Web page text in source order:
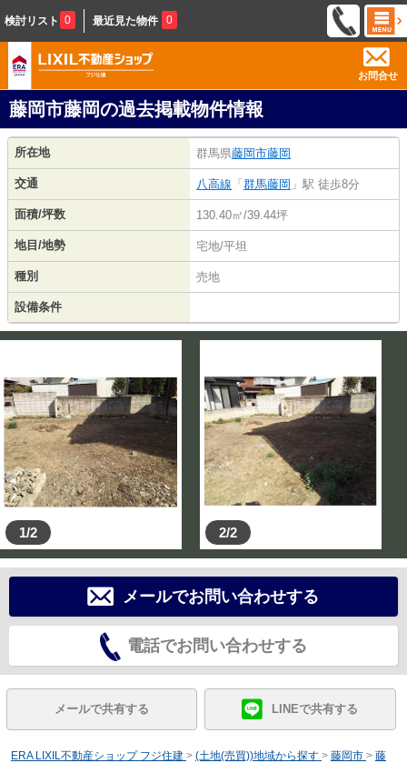
検討リスト 0 最近見た物件 0
お問合せ
藤岡市藤岡の過去掲載物件情報
所在地 群馬県藤岡市藤岡
交通 八高線 「 群馬藤岡 」駅 徒歩8分
面積/坪数 130.40㎡/39.44坪
地目/地勢 宅地/平坦
種別 売地
設備条件
1/2 2/2
メールでお問い合わせする
電話でお問い合わせする
メールで共有する LINEで共有する
ERA LIXIL不動産ショップ フジ住建 > (土地(売買))地域から探す > 藤岡市 > 藤